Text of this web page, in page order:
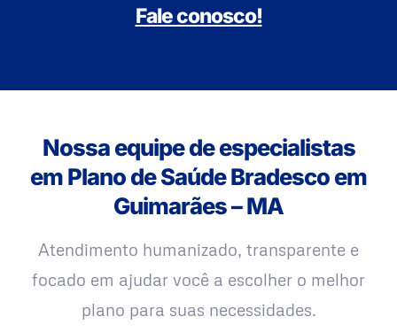
Fale conosco!
Nossa equipe de especialistas
em Plano de Saúde Bradesco em
Guimarães – MA
Atendimento humanizado, transparente e
focado em ajudar você a escolher o melhor
plano para suas necessidades.